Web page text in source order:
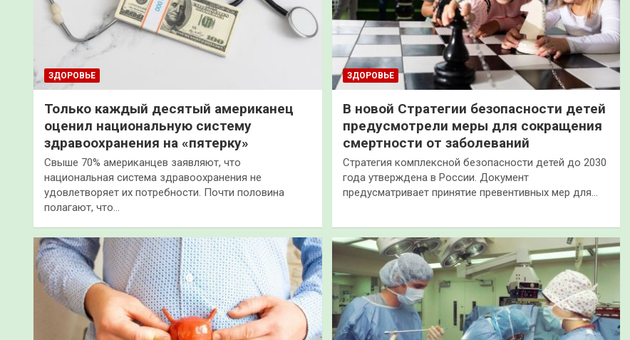
ЗДОРОВЬЕ
Только каждый десятый американец
оценил национальную систему
здравоохранения на «пятерку»
Свыше 70% американцев заявляют, что
национальная система здравоохранения не
удовлетворяет их потребности. Почти половина
полагают, что…
ЗДОРОВЬЕ
В новой Стратегии безопасности детей
предусмотрели меры для сокращения
смертности от заболеваний
Стратегия комплексной безопасности детей до 2030
года утверждена в России. Документ
предусматривает принятие превентивных мер для…